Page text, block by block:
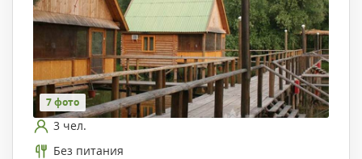
7 фото
3 чел.
Без питания